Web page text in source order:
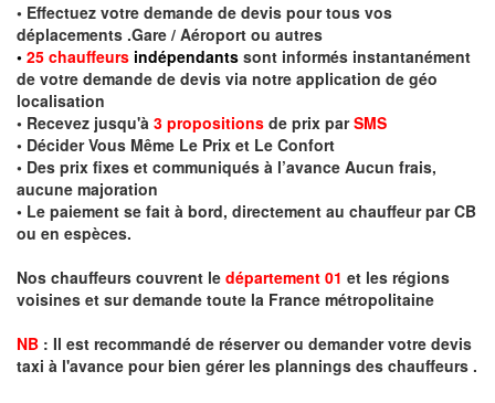
• Effectuez votre demande de devis pour tous vos
déplacements .Gare / Aéroport ou autres
• 25 chauffeurs indépendants sont informés instantanément
de votre demande de devis via notre application de géo
localisation
• Recevez jusqu'à 3 propositions de prix parSMS
• Décider Vous Même Le Prix et Le Confort
• Des prix fixes et communiqués à l’avance Aucun frais,
aucune majoration
• Le paiement se fait à bord, directement au chauffeur par CB
ou en espèces.
Nos chauffeurs couvrent le département 01 et les régions
voisines et sur demande toute la France métropolitaine
NB : Il est recommandé de réserverou demandervotre devis
taxi à l'avance pour bien gérer les plannings des chauffeurs .